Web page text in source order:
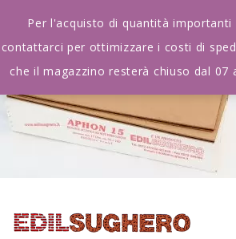
Per l'acquisto di quantità importanti
contattarci per ottimizzare i costi di
che il magazzino resterà chiuso dal 07